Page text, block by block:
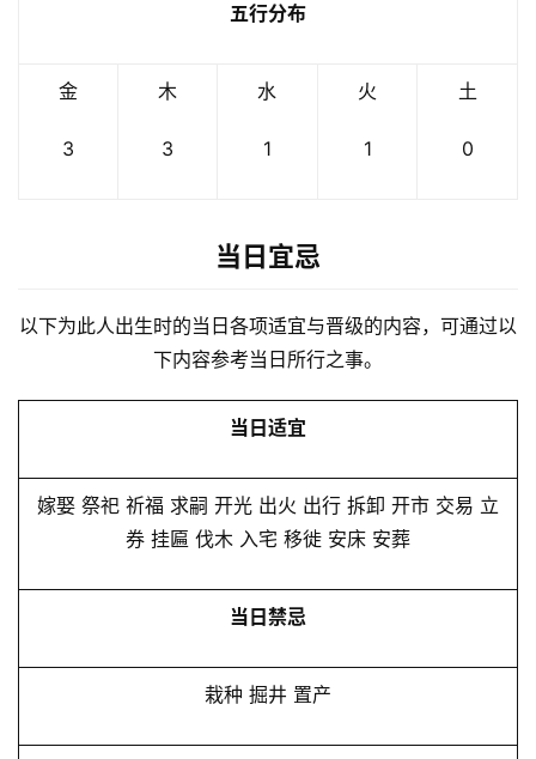
五行分布
金
3
木
3
水
1
火
1
土
0
当日宜忌
以下为此人出生时的当日各项适宜与晋级的内容，可通过以
下内容参考当日所行之事。
当日适宜
嫁娶 祭祀 祈福 求嗣 开光 出火 出行 拆卸 开市 交易 立
券 挂匾 伐木 入宅 移徙 安床 安葬
当日禁忌
栽种 掘井 置产